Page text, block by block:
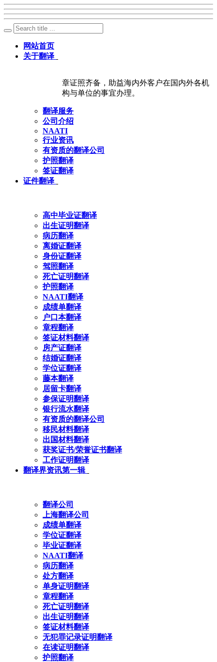
网站首页
关于翻译
章证照齐备，助益海内外客户在国内外各机
构与单位的事宜办理。
翻译服务
公司介绍
NAATI
行业资讯
有资质的翻译公司
护照翻译
签证翻译
证件翻译
高中毕业证翻译
出生证明翻译
病历翻译
离婚证翻译
身份证翻译
驾照翻译
死亡证明翻译
护照翻译
NAATI翻译
成绩单翻译
户口本翻译
章程翻译
签证材料翻译
房产证翻译
结婚证翻译
学位证翻译
藤本翻译
居留卡翻译
参保证明翻译
银行流水翻译
有资质的翻译公司
移民材料翻译
出国材料翻译
获奖证书/荣誉证书翻译
工作证明翻译
翻译界资讯第一辑
翻译公司
上海翻译公司
成绩单翻译
学位证翻译
毕业证翻译
NAATI翻译
病历翻译
处方翻译
单身证明翻译
章程翻译
死亡证明翻译
出生证明翻译
签证材料翻译
无犯罪记录证明翻译
在读证明翻译
护照翻译